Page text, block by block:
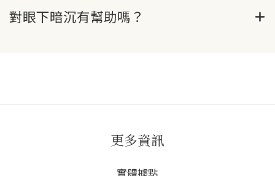
對眼下暗沉有幫助嗎？
更多資訊